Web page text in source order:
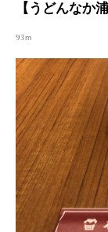
【うどんなか
93m